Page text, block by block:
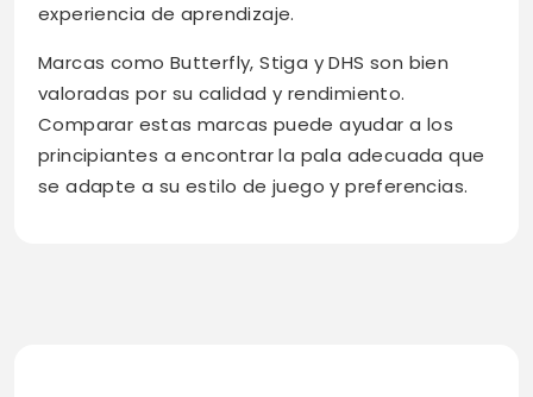
experiencia de aprendizaje.
Marcas como Butterfly, Stiga y DHS son bien
valoradas por su calidad y rendimiento.
Comparar estas marcas puede ayudar a los
principiantes a encontrar la pala adecuada que
se adapte a su estilo de juego y preferencias.